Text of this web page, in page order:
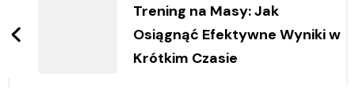
Trening na Masy: Jak
Osiągnąć Efektywne Wyniki w
Krótkim Czasie